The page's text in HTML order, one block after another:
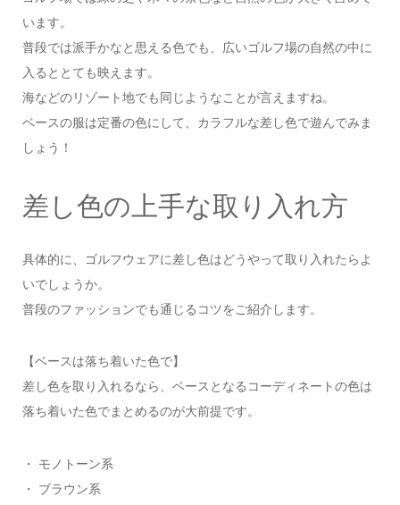
います。
普段では派手かなと思える色でも、広いゴルフ場の自然の中に
入るととても映えます。
海などのリゾート地でも同じようなことが言えますね。
ベースの服は定番の色にして、カラフルな差し色で遊んでみま
しょう！
差し色の上手な取り入れ方
具体的に、ゴルフウェアに差し色はどうやって取り入れたらよ
いでしょうか。
普段のファッションでも通じるコツをご紹介します。
【ベースは落ち着いた色で】
差し色を取り入れるなら、ベースとなるコーディネートの色は
落ち着いた色でまとめるのが大前提です。
・ モノトーン系
・ ブラウン系